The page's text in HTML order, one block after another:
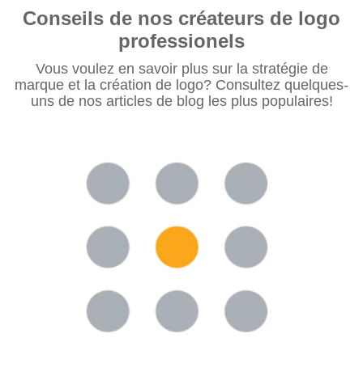
Conseils de nos créateurs de logo
professionels
Vous voulez en savoir plus sur la stratégie de
marque et la création de logo? Consultez quelques-
uns de nos articles de blog les plus populaires!